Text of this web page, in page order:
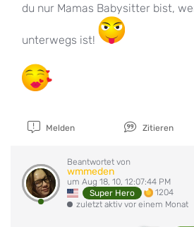
du nur Mamas Babysitter bist,
unterwegs ist!
Melden Zitieren
Beantwortet von
wmmeden
um Aug 18, 10, 12:07:44 PM
Super Hero
1204
zuletzt aktiv vor einem Monat